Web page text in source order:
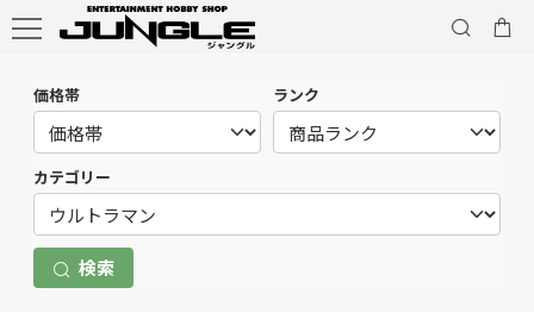
価格帯 ランク
カテゴリー
検索